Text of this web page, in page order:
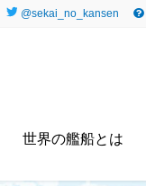
@sekai_no_kansen
世界の艦船とは